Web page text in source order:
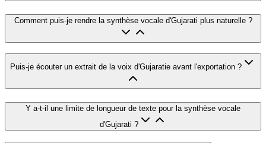
Comment puis-je rendre la synthèse vocale d'Gujarati plus naturelle ?
Puis-je écouter un extrait de la voix d'Gujaratie avant l'exportation ?
Y a-t-il une limite de longueur de texte pour la synthèse vocale
d'Gujarati ?